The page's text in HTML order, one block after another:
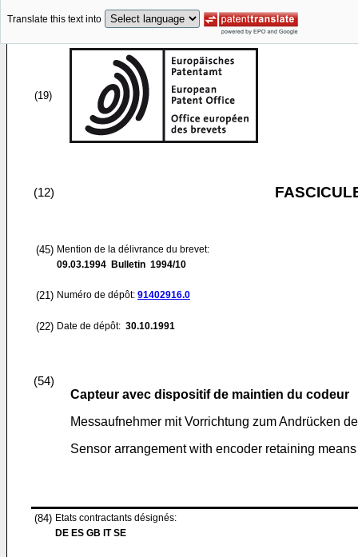
Translate this text into
(19)
(12)
(45) Mention de la délivrance du brevet:
09.03.1994 Bulletin 1994/10
(21) Numéro de dépôt: 91402916.0
(22) Date de dépôt: 30.10.1991
(54)
Capteur avec dispositif de maintien du codeur
Messaufnehmer mit Vorrichtung zum Andrücken
Sensor arrangement with encoder retaining means
(84) Etats contractants désignés:
DE ES GB IT SE